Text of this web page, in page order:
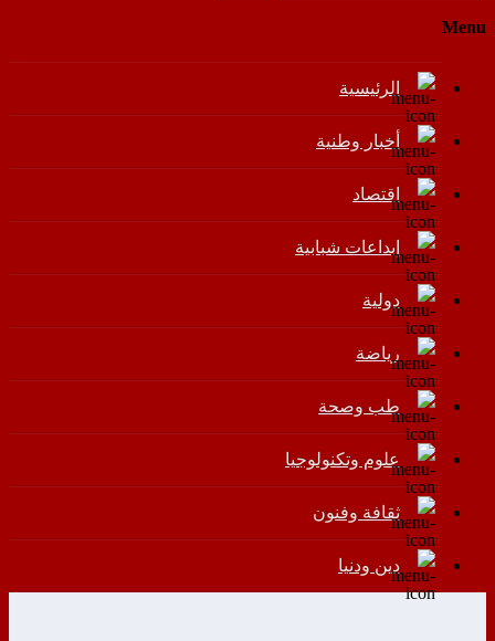
Menu
الرئيسية
أخبار وطنية
اقتصاد
إبداعات شبابية
دولية
رياضة
طب وصحة
علوم وتكنولوجيا
ثقافة وفنون
دين ودنيا